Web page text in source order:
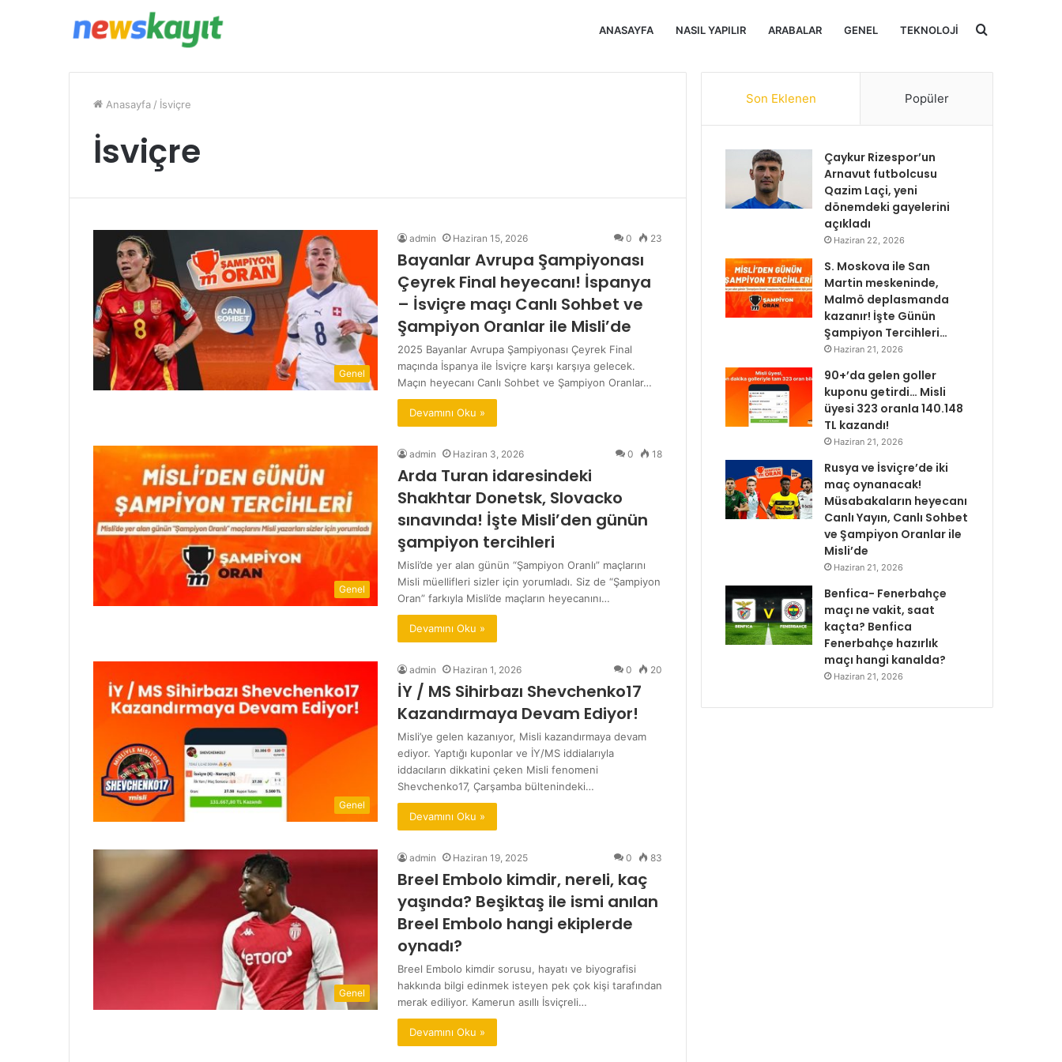
ANASAYFA NASIL YAPILIR ARABALAR GENEL TEKNOLOJI Arama
Anasayfa / İsviçre
İsviçre
Genel
admin Haziran 15, 2026 0 23
Bayanlar Avrupa Şampiyonası
Çeyrek Final heyecanı! İspanya
– İsviçre maçı Canlı Sohbet ve
Şampiyon Oranlar ile Misli’de
2025 Bayanlar Avrupa Şampiyonası Çeyrek Final
maçında İspanya ile İsviçre karşı karşıya gelecek.
Maçın heyecanı Canlı Sohbet ve Şampiyon Oranlar…
Devamını Oku »
Genel
admin Haziran 3, 2026 0 18
Arda Turan idaresindeki
Shakhtar Donetsk, Slovacko
sınavında! İşte Misli’den günün
şampiyon tercihleri
Misli’de yer alan günün “Şampiyon Oranlı” maçlarını
Misli müellifleri sizler için yorumladı. Siz de “Şampiyon
Oran” farkıyla Misli’de maçların heyecanını…
Devamını Oku »
Genel
admin Haziran 1, 2026 0 20
İY / MS Sihirbazı Shevchenko17
Kazandırmaya Devam Ediyor!
Misli’ye gelen kazanıyor, Misli kazandırmaya devam
ediyor. Yaptığı kuponlar ve İY/MS iddialarıyla
iddacıların dikkatini çeken Misli fenomeni
Shevchenko17, Çarşamba bültenindeki…
Devamını Oku »
Genel
admin Haziran 19, 2025 0 83
Breel Embolo kimdir, nereli, kaç
yaşında? Beşiktaş ile ismi anılan
Breel Embolo hangi ekiplerde
oynadı?
Breel Embolo kimdir sorusu, hayatı ve biyografisi
hakkında bilgi edinmek isteyen pek çok kişi tarafından
merak ediliyor. Kamerun asıllı İsviçreli…
Devamını Oku »
Son Eklenen Popüler
Çaykur Rizespor’un
Arnavut futbolcusu
Qazim Laçi, yeni
dönemdeki gayelerini
açıkladı
Haziran 22, 2026
S. Moskova ile San
Martin meskeninde,
Malmö deplasmanda
kazanır! İşte Günün
Şampiyon Tercihleri…
Haziran 21, 2026
90+’da gelen goller
kuponu getirdi… Misli
üyesi 323 oranla 140.148
TL kazandı!
Haziran 21, 2026
Rusya ve İsviçre’de iki
maç oynanacak!
Müsabakaların heyecanı
Canlı Yayın, Canlı Sohbet
ve Şampiyon Oranlar ile
Misli’de
Haziran 21, 2026
Benfica- Fenerbahçe
maçı ne vakit, saat
kaçta? Benfica
Fenerbahçe hazırlık
maçı hangi kanalda?
Haziran 21, 2026